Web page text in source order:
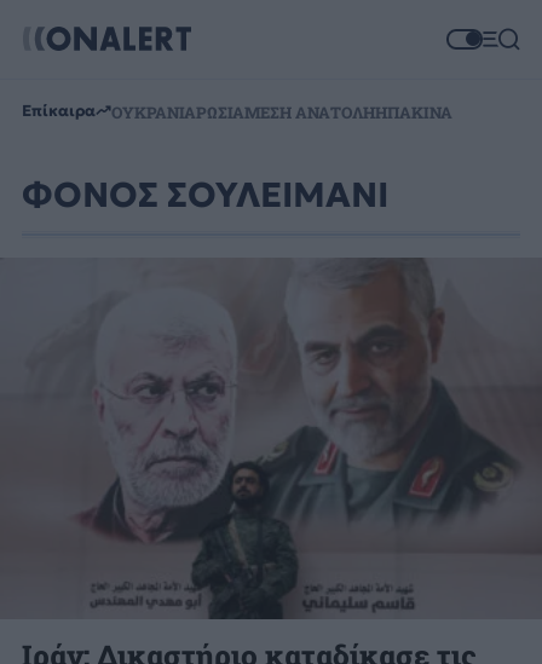
Επίκαιρα ΟΥΚΡΑΝΙΑΡΩΣΙΑΜΕΣΗ ΑΝΑΤΟΛΗΗΠΑΚΙΝΑ
ΦΟΝΟΣ ΣΟΥΛΕΙΜΑΝΙ
Ιράν: Δικαστήριο καταδίκασε τις